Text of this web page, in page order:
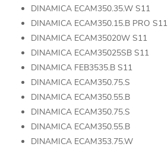
DINAMICA ECAM350.35.W S11
DINAMICA ECAM350.15.B PRO S11
DINAMICA ECAM35020W S11
DINAMICA ECAM35025SB S11
DINAMICA FEB3535.B S11
DINAMICA ECAM350.75.S
DINAMICA ECAM350.55.B
DINAMICA ECAM350.75.S
DINAMICA ECAM350.55.B
DINAMICA ECAM353.75.W